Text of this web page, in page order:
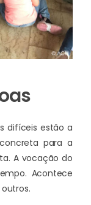
difíceis estão a
para a
A vocação do
Acontece